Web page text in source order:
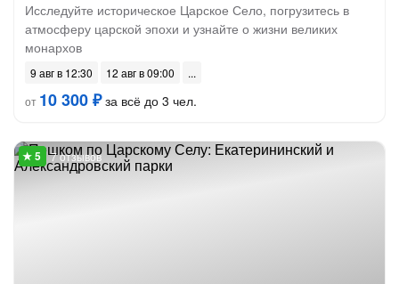
Исследуйте историческое Царское Село, погрузитесь в
атмосферу царской эпохи и узнайте о жизни великих
монархов
9 авг в 12:30
12 авг в 09:00
от 10 300 ₽за всё до 3 чел.
7 отзывов